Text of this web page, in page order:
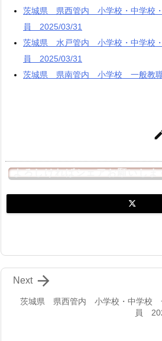
茨城県 県西管内 小学校・中学校
員 2025/03/31
茨城県 水戸管内 小学校・中学校
員 2025/03/31
茨城県 県南管内 小学校 一般教
よろしければシェアお願いしま
茨城県 県西管内 小学校・中学校
員

Next